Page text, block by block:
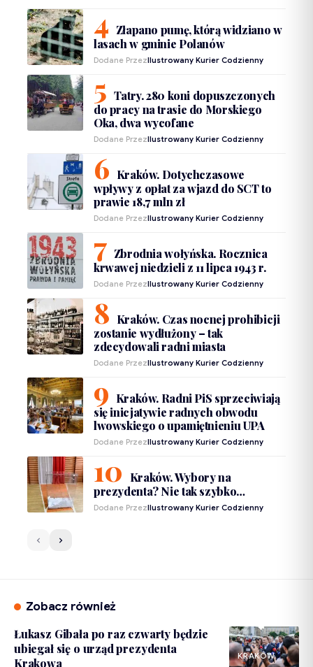
Złapano pumę, którą widziano w
lasach w gminie Polanów
Dodane PrzezIlustrowany Kurier Codzienny
Tatry. 280 koni dopuszczonych
do pracy na trasie do Morskiego
Oka, dwa wycofane
Dodane PrzezIlustrowany Kurier Codzienny
Kraków. Dotychczasowe
wpływy z opłat za wjazd do SCT to
prawie 18,7 mln zł
Dodane PrzezIlustrowany Kurier Codzienny
Zbrodnia wołyńska. Rocznica
krwawej niedzieli z 11 lipca 1943 r.
Dodane PrzezIlustrowany Kurier Codzienny
Kraków. Czas nocnej prohibicji
zostanie wydłużony – tak
zdecydowali radni miasta
Dodane PrzezIlustrowany Kurier Codzienny
Kraków. Radni PiS sprzeciwiają
się inicjatywie radnych obwodu
lwowskiego o upamiętnieniu UPA
Dodane PrzezIlustrowany Kurier Codzienny
Kraków. Wybory na
prezydenta? Nie tak szybko…
Dodane PrzezIlustrowany Kurier Codzienny
Zobacz również
KRAKÓW
Łukasz Gibała po raz czwarty będzie
ubiegał się o urząd prezydenta
Krakowa